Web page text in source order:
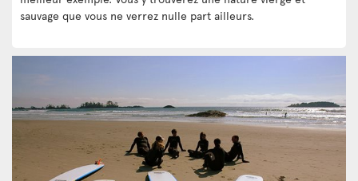
sauvage que vous ne verrez nulle part ailleurs.